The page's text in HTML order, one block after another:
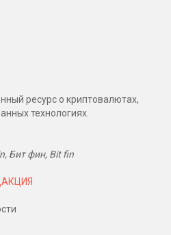
ресурс о криптовалютах,
технологиях.
Бит фин, Bit fin